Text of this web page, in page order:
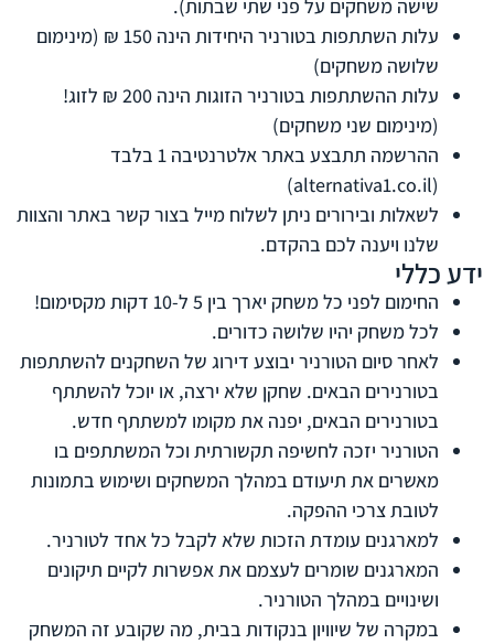
שישה משחקים על פני שתי שבתות).
עלות השתתפות בטורניר היחידות הינה 150 ₪ (מינימום
שלושה משחקים)
עלות ההשתתפות בטורניר הזוגות הינה 200 ₪ לזוג!
(מינימום שני משחקים)
ההרשמה תתבצע באתר אלטרנטיבה 1 בלבד
(alternativa1.co.il)
לשאלות ובירורים ניתן לשלוח מייל בצור קשר באתר והצוות
שלנו ויענה לכם בהקדם.
ידע כללי
החימום לפני כל משחק יארך בין 5 ל-10 דקות מקסימום!
לכל משחק יהיו שלושה כדורים.
לאחר סיום הטורניר יבוצע דירוג של השחקנים להשתתפות
בטורנירים הבאים. שחקן שלא ירצה, או יוכל להשתתף
בטורנירים הבאים, יפנה את מקומו למשתתף חדש.
הטורניר יזכה לחשיפה תקשורתית וכל המשתתפים בו
מאשרים את תיעודם במהלך המשחקים ושימוש בתמונות
לטובת צרכי ההפקה.
למארגנים עומדת הזכות שלא לקבל כל אחד לטורניר.
המארגנים שומרים לעצמם את אפשרות לקיים תיקונים
ושינויים במהלך הטורניר.
במקרה של שיוויון בנקודות בבית, מה שקובע זה המשחק